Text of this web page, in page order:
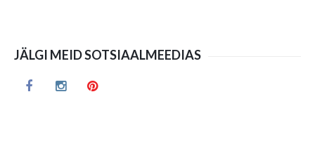
JÄLGI MEID SOTSIAALMEEDIAS